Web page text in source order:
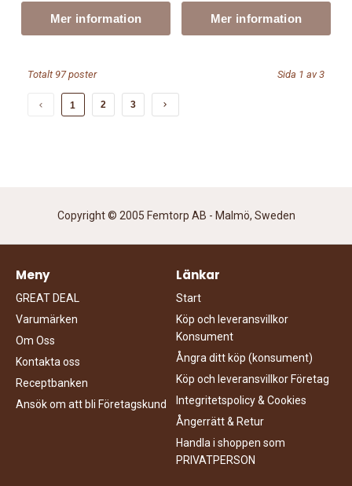
Mer information Mer information
Totalt 97 poster Sida 1 av 3
1 2 3
Copyright © 2005 Femtorp AB - Malmö, Sweden
Meny
GREAT DEAL
Varumärken
Om Oss
Kontakta oss
Receptbanken
Ansök om att bli Företagskund
Länkar
Start
Köp och leveransvillkor
Konsument
Ångra ditt köp (konsument)
Köp och leveransvillkor Företag
Integritetspolicy & Cookies
Ångerrätt & Retur
Handla i shoppen som
PRIVATPERSON